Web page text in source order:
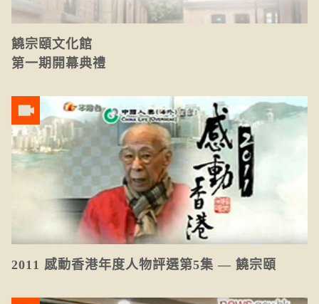
饒宗頤文化館
第一期開幕典禮
2011 感動香港年度人物評選第5集 — 饒宗頤